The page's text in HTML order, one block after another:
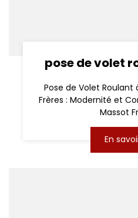
pose de volet
Pose de Volet Roulant
Frères : Modernité et
Massot
En